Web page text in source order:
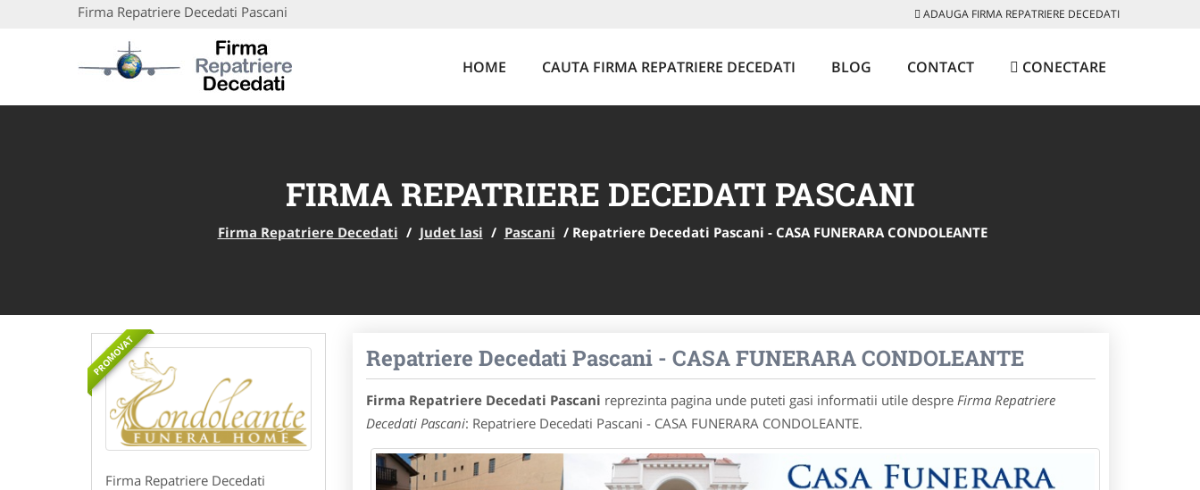
Firma Repatriere Decedati Pascani ADAUGA FIRMA REPATRIERE DECEDATI
HOME CAUTA FIRMA REPATRIERE DECEDATI BLOG CONTACT CONECTARE
FIRMA REPATRIERE DECEDATI PASCANI
Firma Repatriere Decedati / Judet Iasi / Pascani / Repatriere Decedati Pascani - CASA FUNERARA CONDOLEANTE
PROMOVAT
Firma Repatriere Decedati
Repatriere Decedati Pascani - CASA FUNERARA CONDOLEANTE
Firma Repatriere Decedati Pascani reprezinta pagina unde puteti gasi informatii utile despre Firma Repatriere
Decedati Pascani: Repatriere Decedati Pascani - CASA FUNERARA CONDOLEANTE.